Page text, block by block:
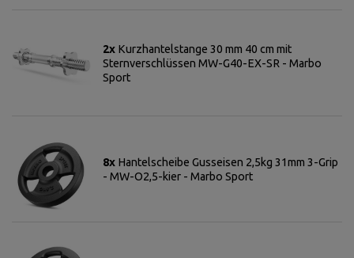
2x Kurzhantelstange 30 mm 40 cm mit
Sternverschlüssen MW-G40-EX-SR - Marbo
Sport
8x Hantelscheibe Gusseisen 2,5kg 31mm 3-Grip
- MW-O2,5-kier - Marbo Sport